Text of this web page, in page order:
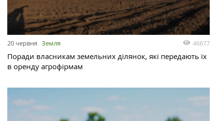
20 червня Земля 46677
Поради власникам земельних ділянок, які передають їх
в оренду агрофірмам